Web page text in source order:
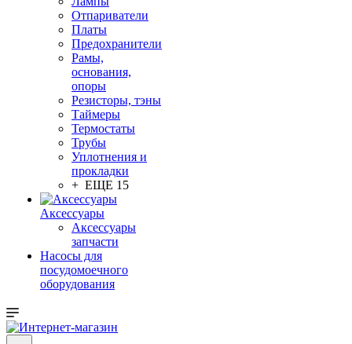
Отпариватели
Платы
Предохранители
Рамы,
основания,
опоры
Резисторы, тэны
Таймеры
Термостаты
Трубы
Уплотнения и
прокладки
+ ЕЩЕ 15
Аксессуары
Аксессуары
запчасти
Насосы для
посудомоечного
оборудования